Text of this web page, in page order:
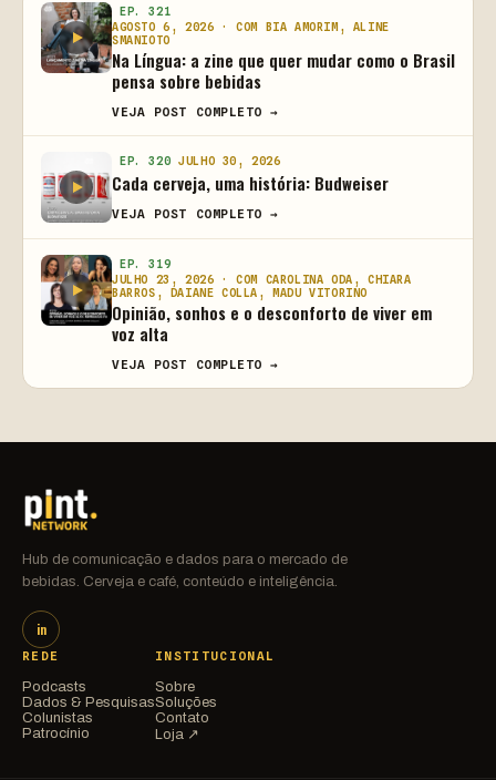
EP. 321
AGOSTO 6, 2026 · COM BIA AMORIM, ALINE
SMANIOTO
Na Língua: a zine que quer mudar como o Brasil
pensa sobre bebidas
VEJA POST COMPLETO →
EP. 320 JULHO 30, 2026
Cada cerveja, uma história: Budweiser
VEJA POST COMPLETO →
EP. 319
JULHO 23, 2026 · COM CAROLINA ODA, CHIARA
BARROS, DAIANE COLLA, MADU VITORINO
Opinião, sonhos e o desconforto de viver em
voz alta
VEJA POST COMPLETO →
Hub de comunicação e dados para o mercado de
bebidas. Cerveja e café, conteúdo e inteligência.
in
REDE
Podcasts
Dados & Pesquisas
Colunistas
Patrocínio
INSTITUCIONAL
Sobre
Soluções
Contato
Loja ↗